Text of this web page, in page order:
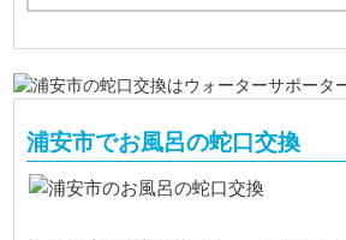
浦安市でお風呂の蛇口交換